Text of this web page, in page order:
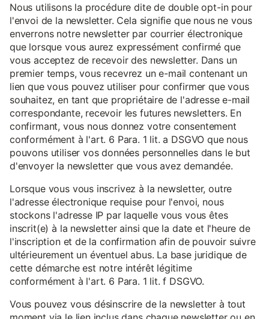
Nous utilisons la procédure dite de double opt-in pour
l'envoi de la newsletter. Cela signifie que nous ne vous
enverrons notre newsletter par courrier électronique
que lorsque vous aurez expressément confirmé que
vous acceptez de recevoir des newsletter. Dans un
premier temps, vous recevrez un e-mail contenant un
lien que vous pouvez utiliser pour confirmer que vous
souhaitez, en tant que propriétaire de l'adresse e-mail
correspondante, recevoir les futures newsletters. En
confirmant, vous nous donnez votre consentement
conformément à l'art. 6 Para. 1 lit. a DSGVO que nous
pouvons utiliser vos données personnelles dans le but
d'envoyer la newsletter que vous avez demandée.
Lorsque vous vous inscrivez à la newsletter, outre
l'adresse électronique requise pour l'envoi, nous
stockons l'adresse IP par laquelle vous vous êtes
inscrit(e) à la newsletter ainsi que la date et l'heure de
l'inscription et de la confirmation afin de pouvoir suivre
ultérieurement un éventuel abus. La base juridique de
cette démarche est notre intérêt légitime
conformément à l'art. 6 Para. 1 lit. f DSGVO.
Vous pouvez vous désinscrire de la newsletter à tout